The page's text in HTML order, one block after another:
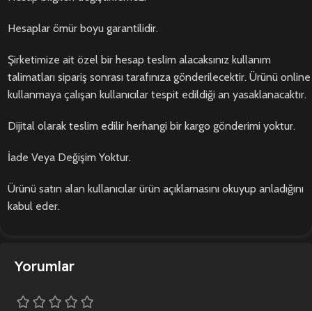
Hesaplar ömür boyu garantilidir.
Şirketimize ait özel bir hesap teslim alacaksınız kullanım
talimatları sipariş sonrası tarafınıza gönderilecektir. Ürünü online
kullanmaya çalışan kullanıcılar tespit edildiği an yasaklanacaktır.
Dijital olarak teslim edilir herhangi bir kargo gönderimi yoktur.
İade Veya Değişim Yoktur.
Ürünü satın alan kullanıcılar ürün açıklamasını okuyup anladığını
kabul eder.
Yorumlar